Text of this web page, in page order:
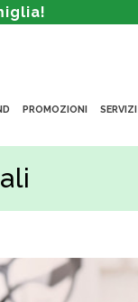
PROMOZIONI SERVIZI